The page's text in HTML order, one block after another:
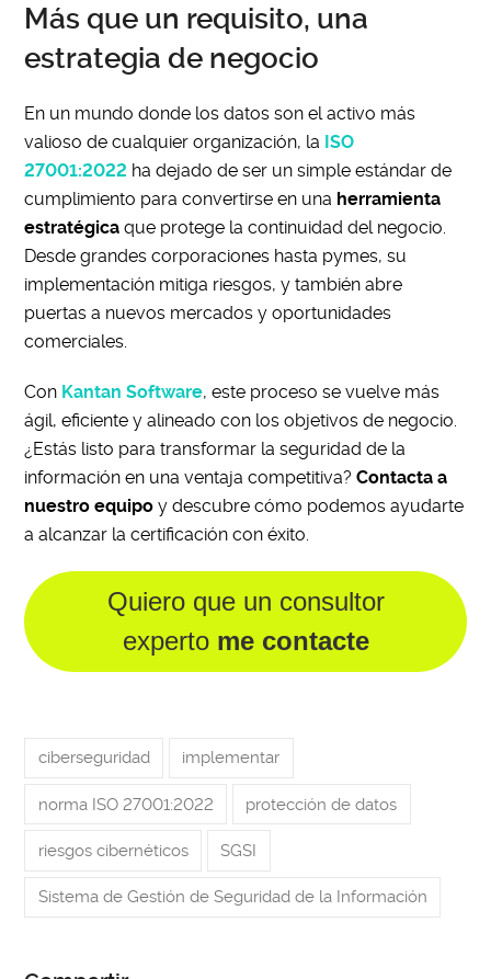
Más que un requisito, una
estrategia de negocio
En un mundo donde los datos son el activo más
valioso de cualquier organización, la ISO
27001:2022 ha dejado de ser un simple estándar de
cumplimiento para convertirse en una herramienta
estratégica que protege la continuidad del negocio.
Desde grandes corporaciones hasta pymes, su
implementación mitiga riesgos, y también abre
puertas a nuevos mercados y oportunidades
comerciales.
Con Kantan Software, este proceso se vuelve más
ágil, eficiente y alineado con los objetivos de negocio.
¿Estás listo para transformar la seguridad de la
información en una ventaja competitiva?Contacta a
nuestro equipo y descubre cómo podemos ayudarte
a alcanzar la certificación con éxito.
Quiero que un consultor
experto me contacte
ciberseguridad implementar
norma ISO 27001:2022 protección de datos
riesgos cibernéticos SGSI
Sistema de Gestión de Seguridad de la Información